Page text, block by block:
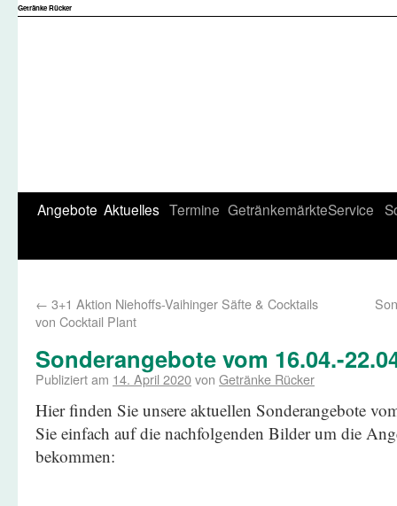
Getränke Rücker
Angebote Aktuelles Termine GetränkemärkteService
← 3+1 Aktion Niehoffs-Vaihinger Säfte & Cocktails
von Cocktail Plant
Sonderangebote vom 16.04.-
Publiziert am 14. April 2020von Getränke Rücker
Hier finden Sie unsere aktuellen Sonderangebote
Sie einfach auf die nachfolgenden Bilder um die
bekommen: